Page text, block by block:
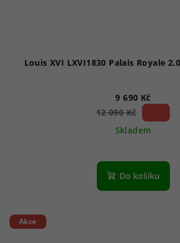
Louis XVI LXVI1830 Palais Royale
9 690 Kč
12 090 Kč
Skladem
Do košíku
Akce